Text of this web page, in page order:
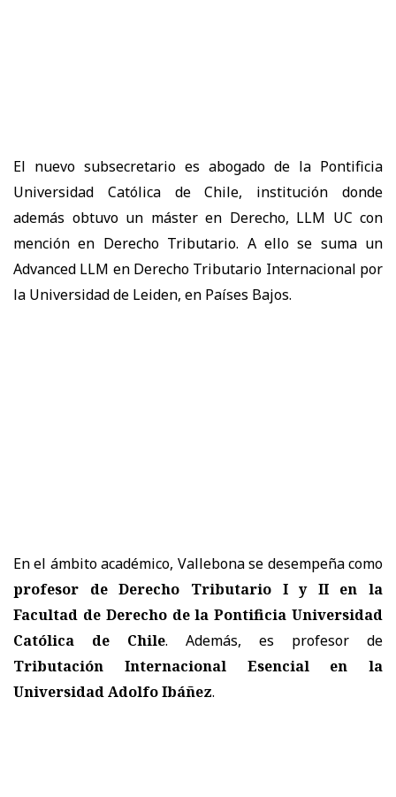
El nuevo subsecretario es abogado de la Pontificia
Universidad Católica de Chile, institución donde
además obtuvo un máster en Derecho, LLM UC con
mención en Derecho Tributario. A ello se suma un
Advanced LLM en Derecho Tributario Internacional por
la Universidad de Leiden, en Países Bajos.
En el ámbito académico, Vallebona se desempeña como
profesor de Derecho Tributario I y II en la
Facultad de Derecho de la Pontificia Universidad
Católica de Chile. Además, es profesor de
Tributación Internacional Esencial en la
Universidad Adolfo Ibáñez.